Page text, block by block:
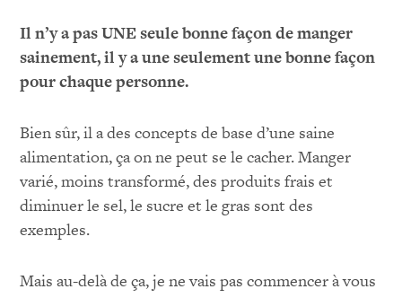
Il n’y a pas UNE seule bonne façon de manger
sainement, il y a une seulement une bonne façon
pour chaque personne.
Bien sûr, il a des concepts de base d’une saine
alimentation, ça on ne peut se le cacher. Manger
varié, moins transformé, des produits frais et
diminuer le sel, le sucre et le gras sont des
exemples.
Mais au-delà de ça, je ne vais pas commencer à vous